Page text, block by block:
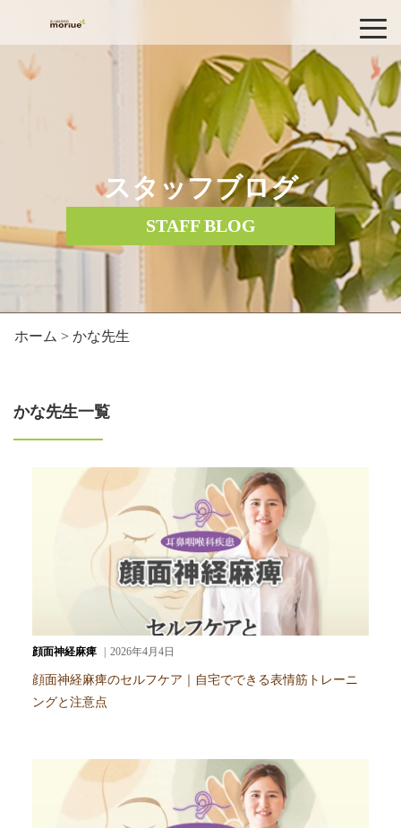
スタッフブログ
STAFF BLOG
ホーム > かな先生
かな先生一覧
顔面神経麻痺 2026年4月4日
顔面神経麻痺のセルフケア｜自宅でできる表情筋トレーニ
ングと注意点